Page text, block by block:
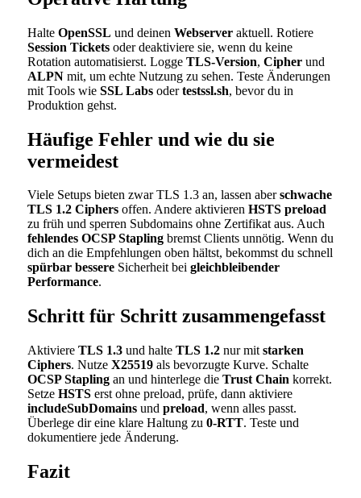
Halte OpenSSL und deinen Webserveraktuell. Rotiere
Session Ticketsoder deaktiviere sie, wenn du keine
Rotation automatisierst. Logge TLS-Version, Cipherund
ALPNmit, um echte Nutzung zu sehen. Teste Änderungen
mit Tools wie SSL Labsodertestssl.sh, bevor du in
Produktion gehst.
Häufige Fehler und wie du sie
vermeidest
Viele Setups bieten zwar TLS 1.3 an, lassen aberschwache
TLS 1.2 Ciphersoffen. Andere aktivieren HSTS preload
zu früh und sperren Subdomains ohne Zertifikat aus. Auch
fehlendes OCSP Staplingbremst Clients unnötig. Wenn du
dich an die Empfehlungen oben hältst, bekommst du schnell
spürbar bessereSicherheit bei gleichbleibender
Performance.
Schritt für Schritt zusammengefasst
Aktiviere TLS 1.3und halte TLS 1.2nur mit starken
Ciphers. Nutze X25519als bevorzugte Kurve. Schalte
OCSP Staplingan und hinterlege die Trust Chain korrekt.
Setze HSTSerst ohne preload, prüfe, dann aktiviere
includeSubDomainsund preload, wenn alles passt.
Überlege dir eine klare Haltung zu 0-RTT. Teste und
dokumentiere jede Änderung.
Fazit